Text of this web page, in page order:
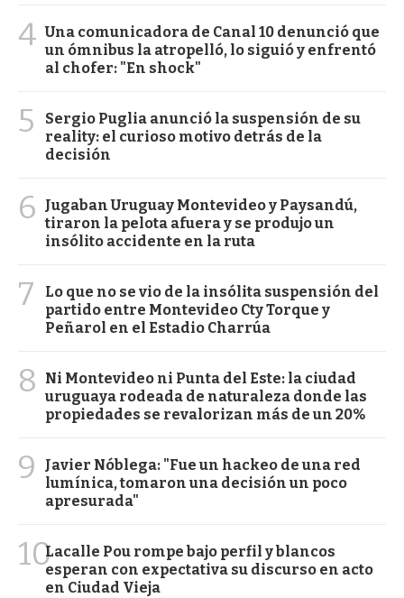
4 Una comunicadora de Canal 10 denunció que
un ómnibus la atropelló, lo siguió y enfrentó
al chofer: "En shock"
5
Sergio Puglia anunció la suspensión de su
reality: el curioso motivo detrás de la
decisión
6
Jugaban Uruguay Montevideo y Paysandú,
tiraron la pelota afuera y se produjo un
insólito accidente en la ruta
7
Lo que no se vio de la insólita suspensión del
partido entre Montevideo Cty Torque y
Peñarol en el Estadio Charrúa
8
Ni Montevideo ni Punta del Este: la ciudad
uruguaya rodeada de naturaleza donde las
propiedades se revalorizan más de un 20%
9
Javier Nóblega: "Fue un hackeo de una red
lumínica, tomaron una decisión un poco
apresurada"
10Lacalle Pou rompe bajo perfil y blancos
esperan con expectativa su discurso en acto
en Ciudad Vieja